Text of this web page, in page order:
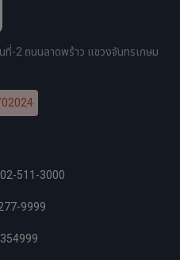
-2 ถนนลาดพร้าว แขวงจันทรเกษม
02024
02-511-3000
9999